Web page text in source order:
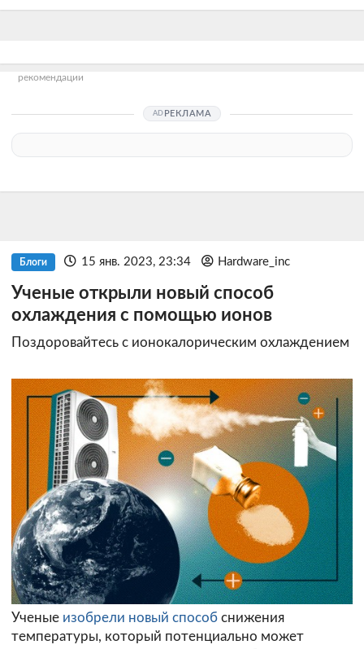
рекомендации
РЕКЛАМА
Блоги 15 янв. 2023, 23:34 Hardware_inc
Ученые открыли новый способ
охлаждения с помощью ионов
Поздоровайтесь с ионокалорическим охлаждением
Ученые изобрели новый способ снижения
температуры, который потенциально может